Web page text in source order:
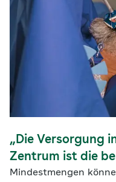
„Die Versorgung
Zentrum ist die
Mindestmengen